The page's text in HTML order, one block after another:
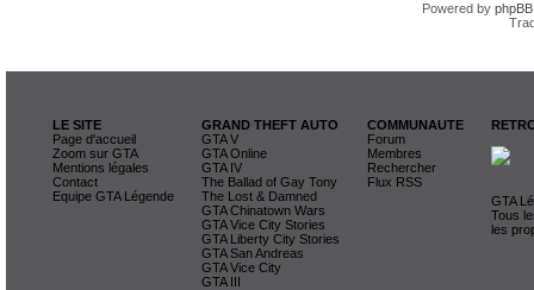
Powered by phpBB
LE SITE
Page d'accueil
Zoom sur GTA
Mentions légales
Contact
Equipe GTA Légende
GRAND THEFT AUTO
GTA V
GTA Online
GTA IV
The Ballad of Gay Tony
The Lost & Damned
GTA Chinatown Wars
GTA Vice City Stories
GTA Liberty City Stories
GTA San Andreas
GTA Vice City
GTA III
COMMUNAUTE
Forum
Membres
Rechercher
Flux RSS
GTA
Tous
les